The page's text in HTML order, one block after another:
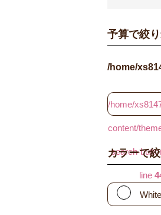
予算で絞
/home/
/home/
content/
search-
line
カラーで